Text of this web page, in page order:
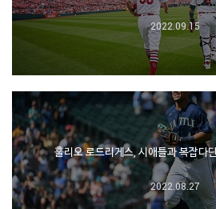
2022.09.15
훌리오 로드리게스, 시애틀과 복잡다
2022.08.27